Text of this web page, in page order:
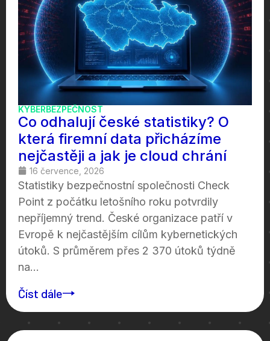
KYBERBEZPEČNOST
Co odhalují české statistiky? O
která firemní data přicházíme
nejčastěji a jak je cloud chrání
16 července, 2026
Statistiky bezpečnostní společnosti Check
Point z počátku letošního roku potvrdily
nepříjemný trend. České organizace patří v
Evropě k nejčastějším cílům kybernetických
útoků. S průměrem přes 2 370 útoků týdně
na...
Číst dále